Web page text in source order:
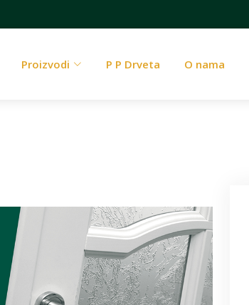
Proizvodi P P Drveta O nama